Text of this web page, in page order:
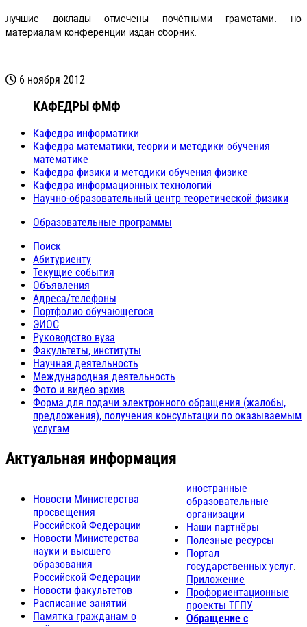
Лучшие доклады отмечены почётными грамотами. По
материалам конференции издан сборник.
6 ноября 2012
КАФЕДРЫ ФМФ
Кафедра информатики
Кафедра математики, теории и методики обучения
математике
Кафедра физики и методики обучения физике
Кафедра информационных технологий
Научно-образовательный центр теоретической физики
Образовательные программы
Поиск
Абитуриенту
Текущие события
Объявления
Адреса/телефоны
Портфолио обучающегося
ЭИОС
Руководство вуза
Факультеты, институты
Научная деятельность
Международная деятельность
Фото и видео архив
Форма для подачи электронного обращения (жалобы,
предложения), получения консультации по оказываемым
услугам
Актуальная информация
Новости Министерства
просвещения
Российской Федерации
Новости Министерства
науки и высшего
образования
Российской Федерации
Новости факультетов
Расписание занятий
Памятка гражданам о
иностранные
образовательные
организации
Наши партнёры
Полезные ресурсы
Портал
государственных услуг.
Приложение
Профориентационные
проекты ТГПУ
Обращение с